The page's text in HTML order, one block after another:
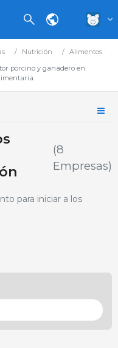
Nutrición
Alimentos
porcino y ganadero en
(8
Empresas)
para iniciar a los